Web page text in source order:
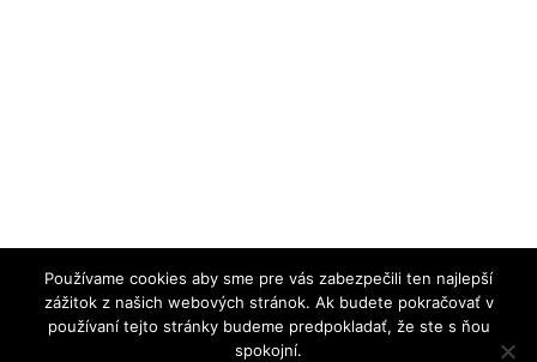
Používame cookies aby sme pre vás zabezpečili ten najlepší
zážitok z našich webových stránok. Ak budete pokračovať v
používaní tejto stránky budeme predpokladať, že ste s ňou
spokojní.